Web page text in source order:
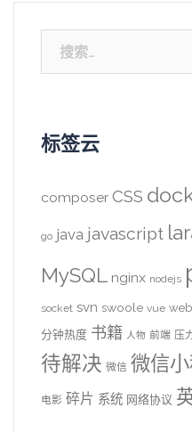
索：
标签云
composer CSS
go java javascript
MySQL nginx nodejs
socket svn swoole vue
分钟热度 书籍 人物 前端 压
待解决 微信 微信
电影 碎片 系统 网络协议